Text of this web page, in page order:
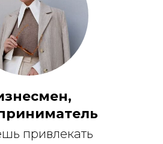
привлекать